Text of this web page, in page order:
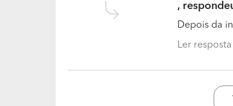
,
Depois da
Ler